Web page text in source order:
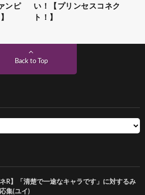
ンピ
い！【プリンセスコネク
ト！】
Back to Top
ネR】「清楚で一途なキャラです」に対するみ
集(ユイ)